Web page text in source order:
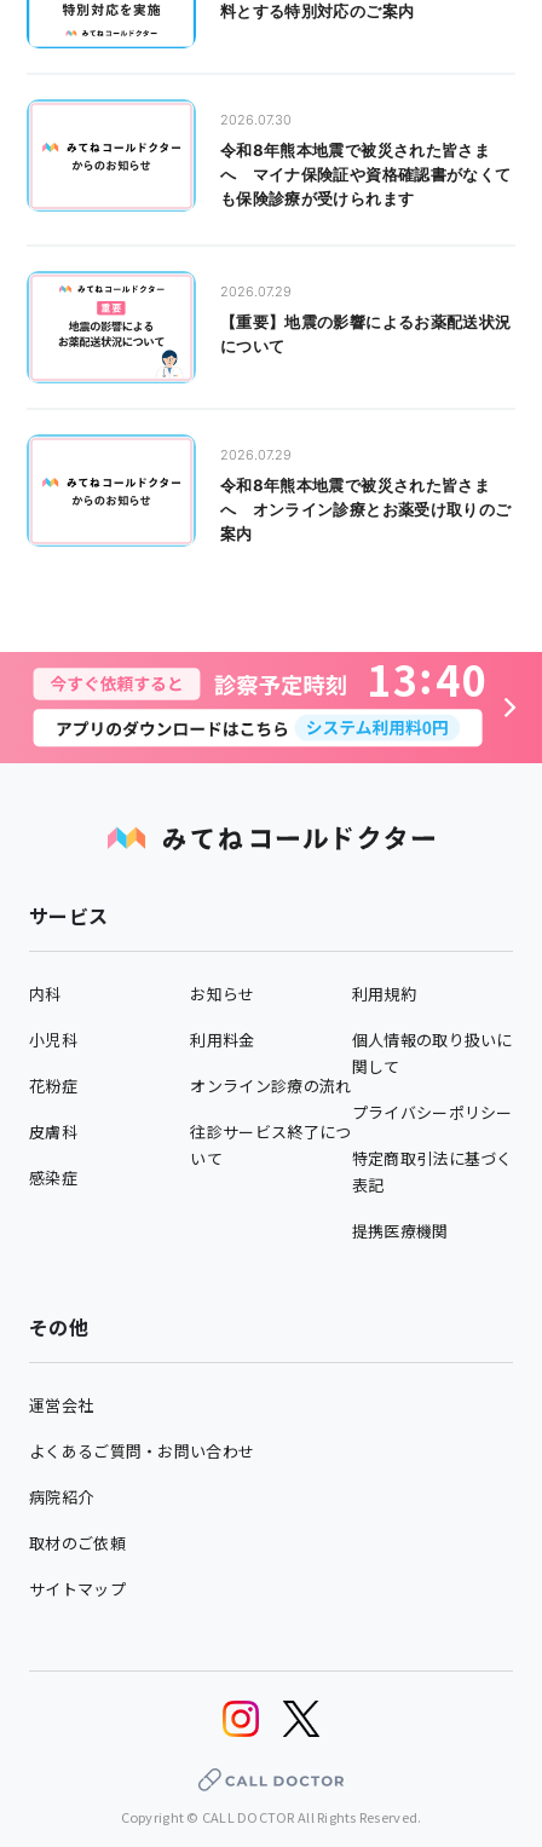
料とする特別対応のご案内
2026.07.30
令和8年熊本地震で被災された皆さま
へ マイナ保険証や資格確認書がなくて
も保険診療が受けられます
2026.07.29
【重要】地震の影響によるお薬配送状況
について
2026.07.29
令和8年熊本地震で被災された皆さま
へ オンライン診療とお薬受け取りのご
案内
13 40
サービス
内科
小児科
花粉症
皮膚科
感染症
お知らせ
利用料金
オンライン診療の流れ
往診サービス終了につ
いて
利用規約
個人情報の取り扱いに
関して
プライバシーポリシー
特定商取引法に基づく
表記
提携医療機関
その他
運営会社
よくあるご質問・お問い合わせ
病院紹介
取材のご依頼
サイトマップ
Copyright © CALL DOCTOR All Rights Reserved.